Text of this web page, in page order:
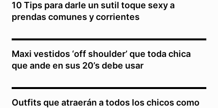
10 Tips para darle un sutil toque sexy a
prendas comunes y corrientes
Maxi vestidos ‘off shoulder’ que toda chica
que ande en sus 20’s debe usar
Outfits que atraerán a todos los chicos como